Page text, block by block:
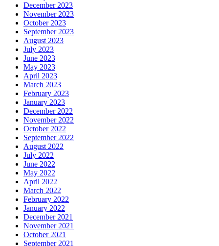
December 2023
November 2023
October 2023
September 2023
August 2023
July 2023
June 2023
May 2023
April 2023
March 2023
February 2023
January 2023
December 2022
November 2022
October 2022
September 2022
August 2022
July 2022
June 2022
May 2022
April 2022
March 2022
February 2022
January 2022
December 2021
November 2021
October 2021
September 2021